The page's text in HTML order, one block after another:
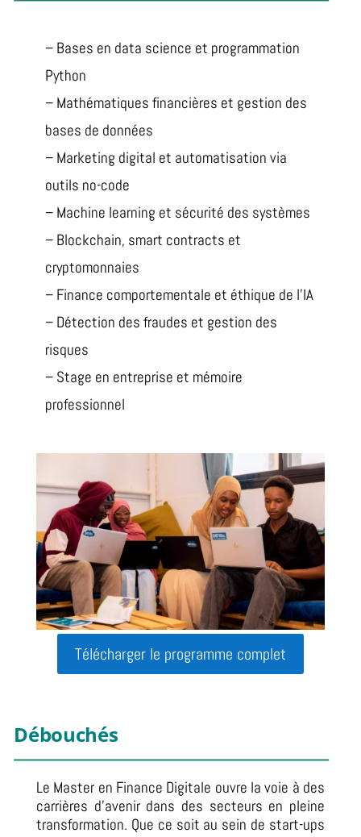
– Bases en data science et programmation
Python
– Mathématiques financières et gestion des
bases de données
– Marketing digital et automatisation via
outils no-code
– Machine learning et sécurité des systèmes
– Blockchain, smart contracts et
cryptomonnaies
– Finance comportementale et éthique de l’IA
– Détection des fraudes et gestion des
risques
– Stage en entreprise et mémoire
professionnel
Télécharger le programme complet
Débouchés
Le Master en Finance Digitale ouvre la voie à des
carrières d’avenir dans des secteurs en pleine
transformation. Que ce soit au sein de start-ups